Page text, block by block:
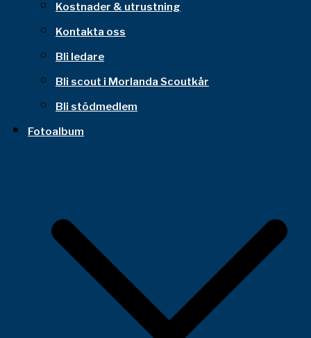
Kostnader & utrustning
Kontakta oss
Bli ledare
Bli scout i Morlanda Scoutkår
Bli stödmedlem
Fotoalbum